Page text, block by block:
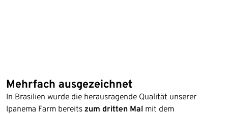
Mehrfach ausgezeichnet
In Brasilien wurde die herausragende Qualität unserer
Ipanema Farm bereits zum dritten Mal mit dem